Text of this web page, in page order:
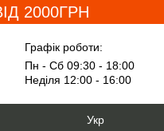
2000ГРН
Графік роботи:
Пн - Сб 09:30 - 18:00
Неділя 12:00 - 16:00
Укр